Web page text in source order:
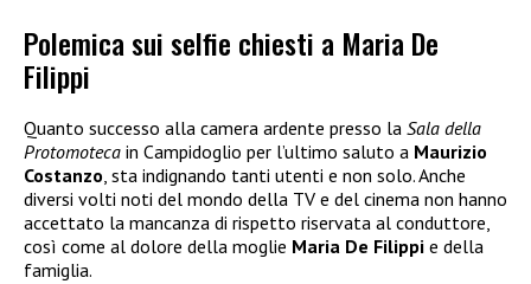
Polemica sui selfie chiesti a Maria De
Filippi
Quanto successo alla camera ardente presso la Sala della
Protomoteca in Campidoglio per l’ultimo saluto a Maurizio
Costanzo, sta indignando tanti utenti e non solo. Anche
diversi volti noti del mondo della TV e del cinema non hanno
accettato la mancanza di rispetto riservata al conduttore,
così come al dolore della moglie Maria De Filippi e della
famiglia.